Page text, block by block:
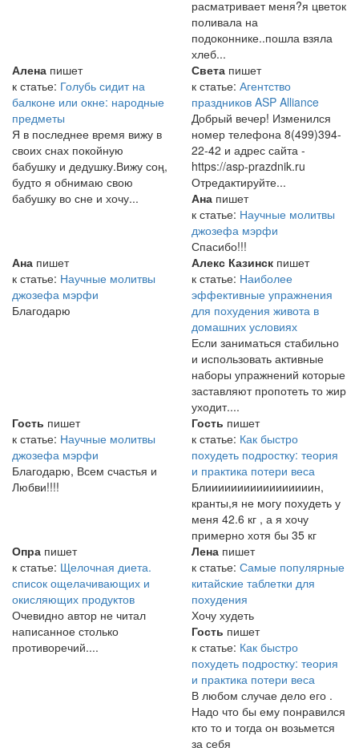
расматривает меня?я цветок
поливала на
подоконнике..пошла взяла
хлеб...
Алена пишет
к статье: Голубь сидит на
балконе или окне: народные
предметы
Я в последнее время вижу в
своих снах покойную
бабушку и дедушку.Вижу соң,
будто я обнимаю свою
бабушку во сне и хочу...
Света пишет
к статье: Агентство
праздников ASP Alliance
Добрый вечер! Изменился
номер телефона 8(499)394-
22-42 и адрес сайта -
https://asp-prazdnik.ru
Отредактируйте...
Ана пишет
к статье: Научные молитвы
джозефа мэрфи
Спасибо!!!
Ана пишет
к статье: Научные молитвы
джозефа мэрфи
Благодарю
Алекс Казинск пишет
к статье: Наиболее
эффективные упражнения
для похудения живота в
домашних условиях
Если заниматься стабильно
и использовать активные
наборы упражнений которые
заставляют пропотеть то жир
уходит....
Гость пишет
к статье: Научные молитвы
джозефа мэрфи
Благодарю, Всем счастья и
Любви!!!!
Гость пишет
к статье: Как быстро
похудеть подростку: теория
и практика потери веса
Блииииииииииииииииин,
кранты,я не могу похудеть у
меня 42.6 кг , а я хочу
примерно хотя бы 35 кг
Опра пишет
к статье: Щелочная диета.
список ощелачивающих и
окисляющих продуктов
Очевидно автор не читал
написанное столько
противоречий....
Лена пишет
к статье: Самые популярные
китайские таблетки для
похудения
Хочу худеть
Гость пишет
к статье: Как быстро
похудеть подростку: теория
и практика потери веса
В любом случае дело его .
Надо что бы ему понравился
кто то и тогда он возьмется
за себя